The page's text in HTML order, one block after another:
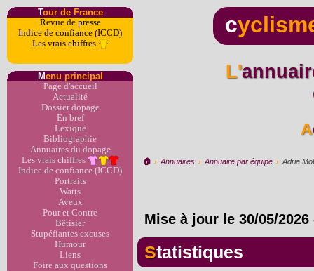
Tour de France
Revue de presse
Indice de confiance (ICCD)
Les vrais chiffres
Menu principal
Page d'accueil
Actualité
Dossier dopage
En bref
Lexique
Bibliographie
Annuaires du dopage
Les vrais chiffres
Indice de confiance (ICCD)
Portraits
Watts
Aveux
Pour et Contre
Bêtisier
Stupéfiantes excuses
Humour
Liens
Foire aux questions
c
L'annuaire du dopage par
🏠︎ › Annuaires › Annuaire par équipe › Adria
Mise à jour le 30/05/2026
Statistiques